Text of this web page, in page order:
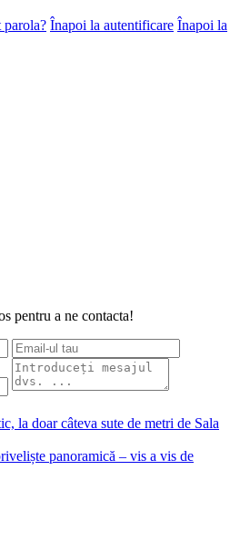
Înapoi la autentificare Înapoi la
pentru a ne contacta!
la doar câteva sute de metri de Sala
panoramică – vis a vis de